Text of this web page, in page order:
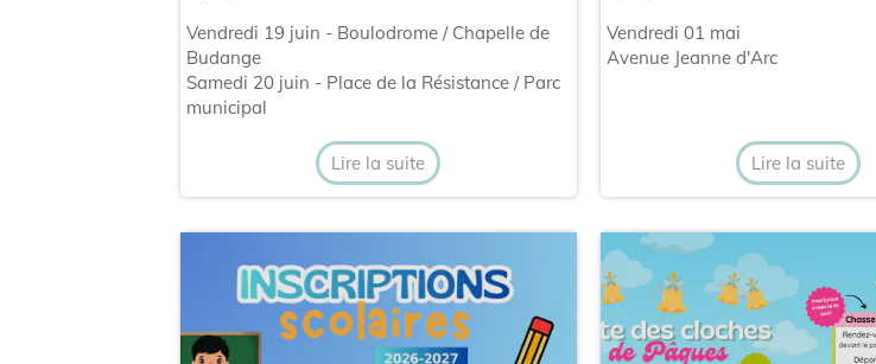
Vendredi 19 juin - Boulodrome / Chapelle de
Budange
Samedi 20 juin - Place de la Résistance / Parc
municipal
Lire la suite
Vendredi 01 mai
Avenue Jeanne d'Arc
Lire la suite